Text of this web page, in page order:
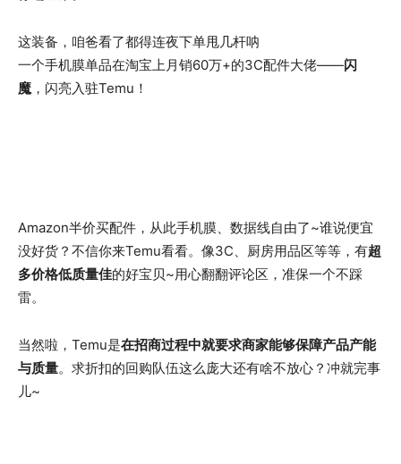
这装备，咱爸看了都得连夜下单甩几杆呐
一个手机膜单品在淘宝上月销60万+的3C配件大佬——闪
魔 ，闪亮入驻Temu！
Amazon半价买配件，从此手机膜、数据线自由了~谁说便宜
没好货？不信你来Temu看看。像3C、厨房用品区等等，有超
多价格低质量佳的好宝贝~用心翻翻评论区，准保一个不踩
雷。
当然啦，Temu是在招商过程中就要求商家能够保障产品产能
与质量。求折扣的回购队伍这么庞大还有啥不放心？冲就完事
儿~